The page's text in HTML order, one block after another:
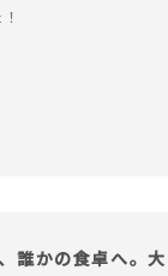
誰かの食卓へ。